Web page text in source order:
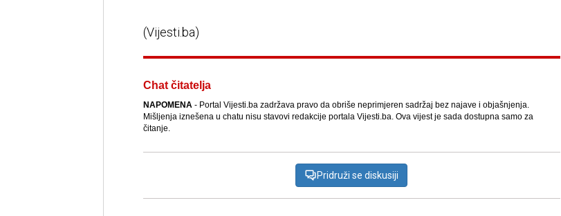
(Vijesti.ba)
Chat čitatelja
NAPOMENA- Portal Vijesti.ba zadržava pravo da obriše neprimjeren sadržaj bez najave i objašnjenja.
Mišljenja iznešena u chatu nisu stavovi redakcije portala Vijesti.ba. Ova vijest je sada dostupna samo za
čitanje.
Pridruži se diskusiji